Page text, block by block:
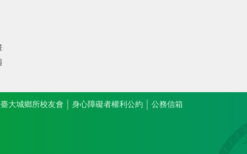
臺大城鄉所校友會 身心障礙者權利公約
公務信箱